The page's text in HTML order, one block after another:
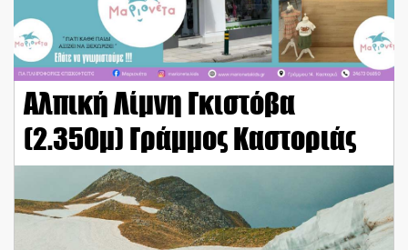
Αλπική Λίμνη Γκιστόβα
(2.350μ) Γράμμος Καστοριάς